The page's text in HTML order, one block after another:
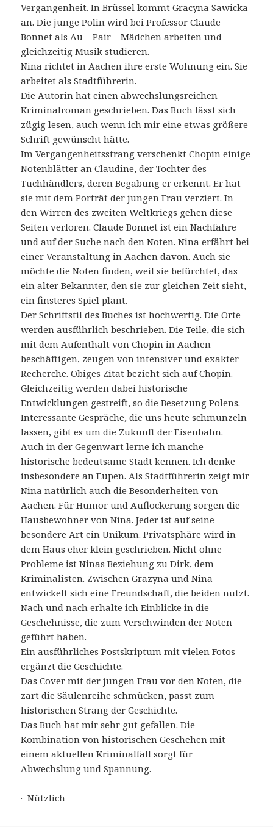
Vergangenheit. In Brüssel kommt Gracyna Sawicka
an. Die junge Polin wird bei Professor Claude
Bonnet als Au – Pair – Mädchen arbeiten und
gleichzeitig Musik studieren.
Nina richtet in Aachen ihre erste Wohnung ein. Sie
arbeitet als Stadtführerin.
Die Autorin hat einen abwechslungsreichen
Kriminalroman geschrieben. Das Buch lässt sich
zügig lesen, auch wenn ich mir eine etwas größere
Schrift gewünscht hätte.
Im Vergangenheitsstrang verschenkt Chopin einige
Notenblätter an Claudine, der Tochter des
Tuchhändlers, deren Begabung er erkennt. Er hat
sie mit dem Porträt der jungen Frau verziert. In
den Wirren des zweiten Weltkriegs gehen diese
Seiten verloren. Claude Bonnet ist ein Nachfahre
und auf der Suche nach den Noten. Nina erfährt bei
einer Veranstaltung in Aachen davon. Auch sie
möchte die Noten finden, weil sie befürchtet, das
ein alter Bekannter, den sie zur gleichen Zeit sieht,
ein finsteres Spiel plant.
Der Schriftstil des Buches ist hochwertig. Die Orte
werden ausführlich beschrieben. Die Teile, die sich
mit dem Aufenthalt von Chopin in Aachen
beschäftigen, zeugen von intensiver und exakter
Recherche. Obiges Zitat bezieht sich auf Chopin.
Gleichzeitig werden dabei historische
Entwicklungen gestreift, so die Besetzung Polens.
Interessante Gespräche, die uns heute schmunzeln
lassen, gibt es um die Zukunft der Eisenbahn.
Auch in der Gegenwart lerne ich manche
historische bedeutsame Stadt kennen. Ich denke
insbesondere an Eupen. Als Stadtführerin zeigt mir
Nina natürlich auch die Besonderheiten von
Aachen. Für Humor und Auflockerung sorgen die
Hausbewohner von Nina. Jeder ist auf seine
besondere Art ein Unikum. Privatsphäre wird in
dem Haus eher klein geschrieben. Nicht ohne
Probleme ist Ninas Beziehung zu Dirk, dem
Kriminalisten. Zwischen Grazyna und Nina
entwickelt sich eine Freundschaft, die beiden nutzt.
Nach und nach erhalte ich Einblicke in die
Geschehnisse, die zum Verschwinden der Noten
geführt haben.
Ein ausführliches Postskriptum mit vielen Fotos
ergänzt die Geschichte.
Das Cover mit der jungen Frau vor den Noten, die
zart die Säulenreihe schmücken, passt zum
historischen Strang der Geschichte.
Das Buch hat mir sehr gut gefallen. Die
Kombination von historischen Geschehen mit
einem aktuellen Kriminalfall sorgt für
Abwechslung und Spannung.
· Nützlich